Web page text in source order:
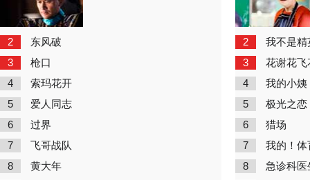
2 东风破
3 枪口
4 索玛花开
5 爱人同志
6 过界
7 飞哥战队
8 黄大年
2 我不是精
3 花谢花飞
4 我的小姨
5 极光之恋
6 猎场
7 我的！体
8 急诊科医